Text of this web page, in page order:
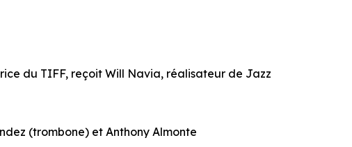
du TIFF, reçoit Will Navia, réalisateur de Jazz
(trombone) et Anthony Almonte